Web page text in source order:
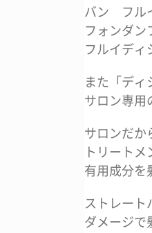
バン フル
フォンダン
フルイディ
また「ディ
サロン専用
サロンだか
トリート
有用成分を
ストレート
ダメージで